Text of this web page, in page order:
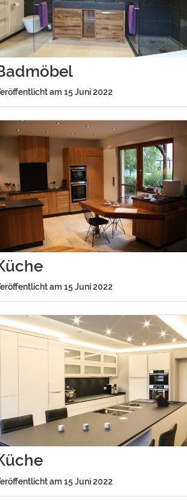
am 15 Juni 2022
am 15 Juni 2022
am 15 Juni 2022